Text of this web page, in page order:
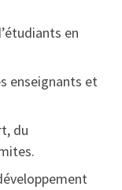
en
enseignants et
du